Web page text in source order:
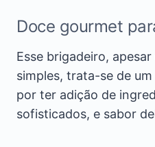
Doce gourmet
Esse brigadeiro,
simples, trata-se de
por ter adição de
sofisticados, e sabor